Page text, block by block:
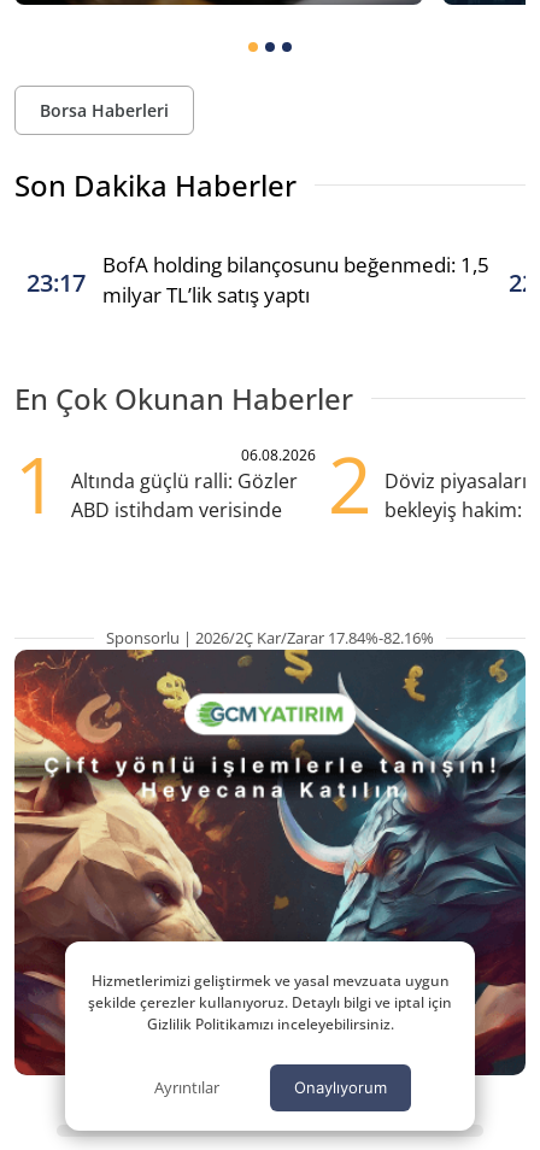
Borsa Haberleri
Son Dakika Haberler
23:17
BofA holding bilançosunu beğenmedi: 1,5
milyar TL’lik satış yaptı
En Çok Okunan Haberler
1 06.08.2026
Altında güçlü ralli: Gözler
ABD istihdam verisinde
2
Döviz
bekleyiş hakim:
Sponsorlu | 2026/2Ç Kar/Zarar 17.84%-82.16%
Hizmetlerimizi geliştirmek ve yasal mevzuata uygun
şekilde çerezler kullanıyoruz. Detaylı bilgi ve iptal için
Gizlilik Politikamızı inceleyebilirsiniz.
Ayrıntılar Onaylıyorum